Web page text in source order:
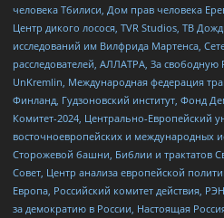
человека Тбилиси, Дом прав человека
Центр дикого лосося, TVR Studios, ТВ
исследований им Вилфрида Мартенса,
расследователей, АЛЛАТРА, За свободную
UnKremlin, Международная федерация
Финланд, Гудзоновский институт, Фонд
Комитет-2024, Центрально-Европейский
восточноевропейских и международных
Сторожевой башни, Библии и трактатов
Совет, Центр анализа европейской
Европа, Российский комитет действия,
за демократию в России, Настоящая